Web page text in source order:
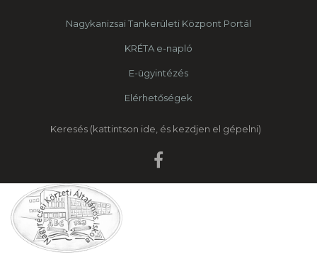
Nagykanizsai Tankerületi Központ Portál
KRÉTA e-napló
E-ügyintézés
Elérhetőségek
Keresés